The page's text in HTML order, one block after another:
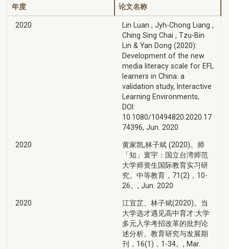
年度 论文名称
2020
Lin Luan , Jyh-Chong Liang ,
Ching Sing Chai , Tzu-Bin
Lin & Yan Dong (2020):
Development of the new
media literacy scale for EFL
learners in China: a
validation study, Interactive
Learning Environments,
DOI:
10.1080/10494820.2020.17
74396, Jun. 2020
2020
黄家凯,林子斌 (2020)。师
「知」寰宇：国立台湾师范
大学师资生国际教育实习研
究。中等教育，71(2)，10-
26。, Jun. 2020
2020
江宜芷、林子斌(2020)。当
大学选才遇见高中育才:大学
多元入学考招改革的批判论
述分析。教育研究与发展期
刊，16(1)，1-34。, Mar.